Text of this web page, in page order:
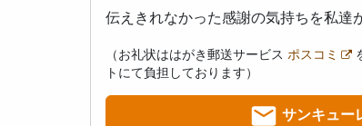
伝えきれなかった感謝の気持ちを私達
（お礼状ははがき郵送サービス ポスコミ
トにて負担しております）
サンキュー